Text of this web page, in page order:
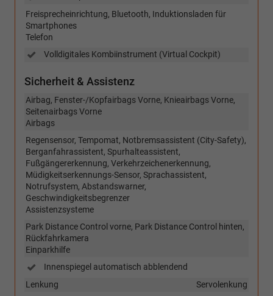
Freisprecheinrichtung, Bluetooth, Induktionsladen für
Smartphones
Telefon
Volldigitales Kombiinstrument (Virtual Cockpit)
Sicherheit & Assistenz
Airbag, Fenster-/Kopfairbags Vorne, Knieairbags Vorne,
Seitenairbags Vorne
Airbags
Regensensor, Tempomat, Notbremsassistent (City-Safety),
Berganfahrassistent, Spurhalteassistent,
Fußgängererkennung, Verkehrzeichenerkennung,
Müdigkeitserkennungs-Sensor, Sprachassistent,
Notrufsystem, Abstandswarner,
Geschwindigkeitsbegrenzer
Assistenzsysteme
Park Distance Control vorne, Park Distance Control hinten,
Rückfahrkamera
Einparkhilfe
Innenspiegel automatisch abblendend
Servolenkung
Lenkung